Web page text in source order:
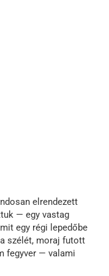
elrendezett
— egy vastag
egy régi lepedőbe
szélét, moraj futott
fegyver — valami